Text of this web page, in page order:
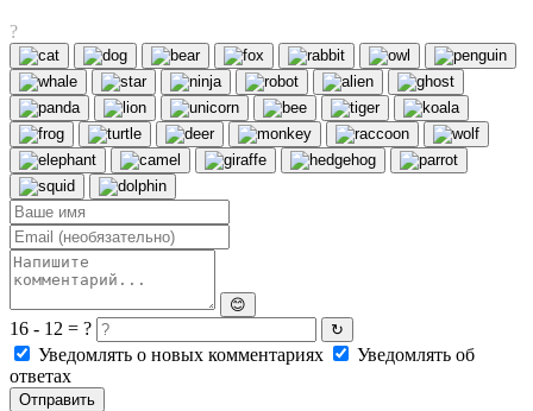
?
😊
16 - 12 = ? ↻
Уведомлять о новых комментариях
Уведомлять об
ответах
Отправить